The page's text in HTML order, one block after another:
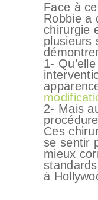
Face à
Robbie a
chirurgie
plusieurs
1-
2- Mais
Ces
se sentir
mieux
à